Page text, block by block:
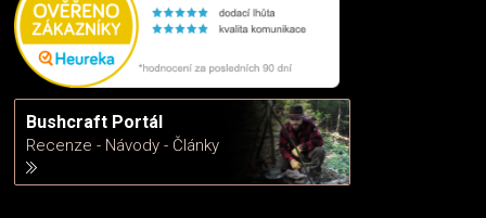
Bushcraft Portál
Recenze - Návody - Články